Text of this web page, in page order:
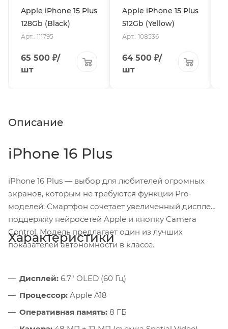
Apple iPhone 15 Plus
128Gb (Black)
Арт.: 111795
65 500 ₽/
шт
Apple iPhone 15 Plus
512Gb (Yellow)
Арт.: 108536
64 500 ₽/
шт
Описание
iPhone 16 Plus
iPhone 16 Plus — выбор для любителей огромных
экранов, которым не требуются функции Pro-
моделей. Смартфон сочетает увеличенный дисплей,
поддержку нейросетей Apple и кнопку Camera
Control. Модель предлагает один из лучших
показателей автономности в классе.
Характеристики
Дисплей: 6.7" OLED (60 Гц)
Процессор: Apple A18
Оперативная память: 8 ГБ